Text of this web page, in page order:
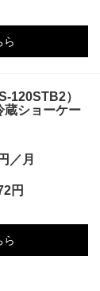
ら
120STB2）
蔵ショーケー
／月
円
ら